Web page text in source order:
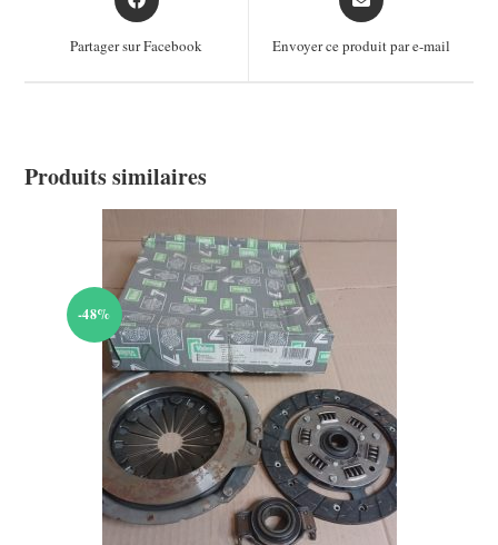
in
new
Partager sur Facebook
in
new
Envoyer ce produit par e-mail
Produits similaires
-48%